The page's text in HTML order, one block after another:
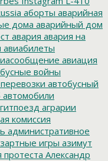
аборты аварийная
дома аварийный дом
авария авария на
авиабилеты
авиация
войны
автобусный
автомобили
аграрии
комиссия
административное
игры азимут
протеста Александр